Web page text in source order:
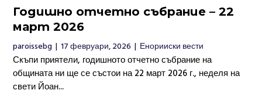
Годишно отчетно събрание – 22
март 2026
paroissebg | 17 февруари, 2026 | Енорииски вести
Скъпи приятели, годишното отчетно събрание на
общината ни ще се състои на 22 март 2026 г., неделя на
свети Йоан...